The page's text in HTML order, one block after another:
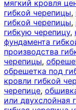
мягкий кровля
гибкой черепицы,
гибкой черепицы,
гибкую черепицу,
фундамента
производства
черепицы,
обрешетка под
кровли гибкой
черепице,
или двухслойная